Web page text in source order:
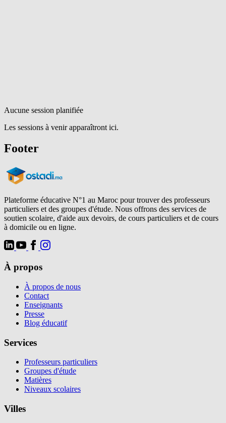
Aucune session planifiée
Les sessions à venir apparaîtront ici.
Footer
Plateforme éducative N°1 au Maroc pour trouver des professeurs
particuliers et des groupes d'étude. Nous offrons des services de
soutien scolaire, d'aide aux devoirs, de cours particuliers et de cours
à domicile ou en ligne.
À propos
À propos de nous
Contact
Enseignants
Presse
Blog éducatif
Services
Professeurs particuliers
Groupes d'étude
Matières
Niveaux scolaires
Villes